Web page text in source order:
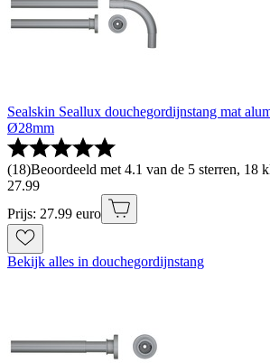
Sealskin Seallux douchegordijnstang mat
Ø28mm
(18)Beoordeeld met 4.1 van de 5 sterren, 18
27.99
Prijs: 27.99 euro
Bekijk alles in douchegordijnstang